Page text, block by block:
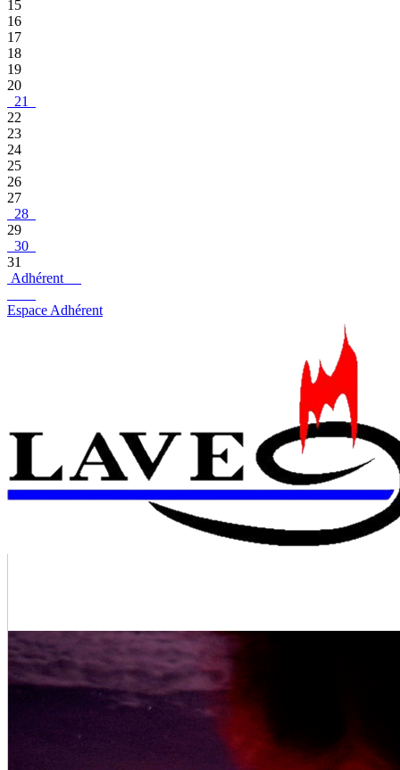
15
16
17
18
19
20
21
22
23
24
25
26
27
28
29
30
31
Adhérent
Espace Adhérent